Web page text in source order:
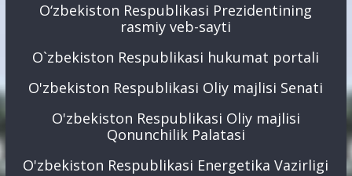
O‘zbekiston Respublikasi Prezidentining
rasmiy veb-sayti
O`zbekiston Respublikasi hukumat portali
O'zbekiston Respublikasi Oliy majlisi Senati
O'zbekiston Respublikasi Oliy majlisi
Qonunchilik Palatasi
O'zbekiston Respublikasi Energetika Vazirligi